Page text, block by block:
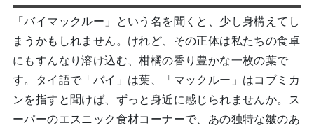
「バイマックルー」という名を聞くと、少し身構えてし
まうかもしれません。けれど、その正体は私たちの食卓
にもすんなり溶け込む、柑橘の香り豊かな一枚の葉で
す。タイ語で「バイ」は葉、「マックルー」はコブミカ
ンを指すと聞けば、ずっと身近に感じられませんか。ス
ーパーのエスニック食材コーナーで、あの独特な皺のあ